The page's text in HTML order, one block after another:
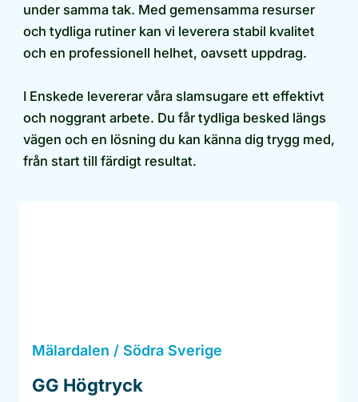
under samma tak. Med gemensamma resurser
och tydliga rutiner kan vi leverera stabil kvalitet
och en professionell helhet, oavsett uppdrag.
I Enskede levererar våra slamsugare ett effektivt
och noggrant arbete. Du får tydliga besked längs
vägen och en lösning du kan känna dig trygg med,
från start till färdigt resultat.
Mälardalen / Södra Sverige
GG Högtryck